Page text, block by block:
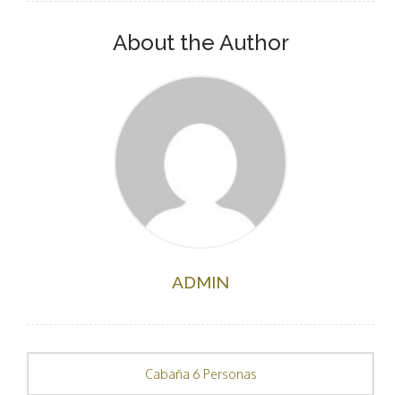
About the Author
ADMIN
Cabaña 6 Personas